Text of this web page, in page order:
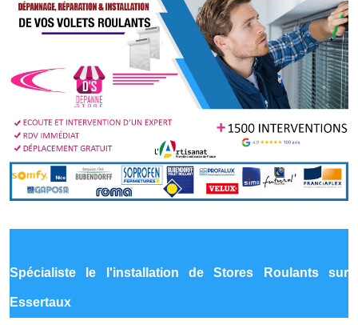
Spécialiste le l'installation de Stores Roulants sur
Essertaux